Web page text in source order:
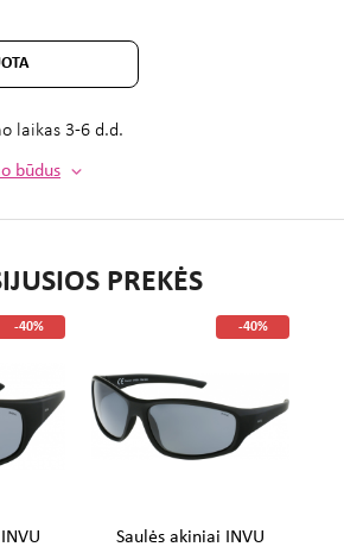
laikas 3-6 d.d.
būdus
PREKĖS
-40% -40%
Saulės akiniai INVU